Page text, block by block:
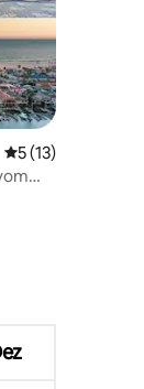
Durchschnittliche
5 (13)